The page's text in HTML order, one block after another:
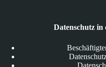
Datenschutz in